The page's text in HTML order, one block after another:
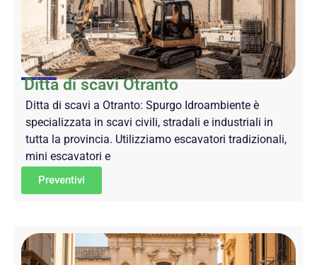
Ditta di scavi Otranto
Ditta di scavi a Otranto: Spurgo Idroambiente è
specializzata in scavi civili, stradali e industriali in
tutta la provincia. Utilizziamo escavatori tradizionali,
mini escavatori e
Preventivi